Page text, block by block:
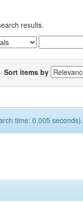
results.
Sort items by
time: 0.005 seconds).